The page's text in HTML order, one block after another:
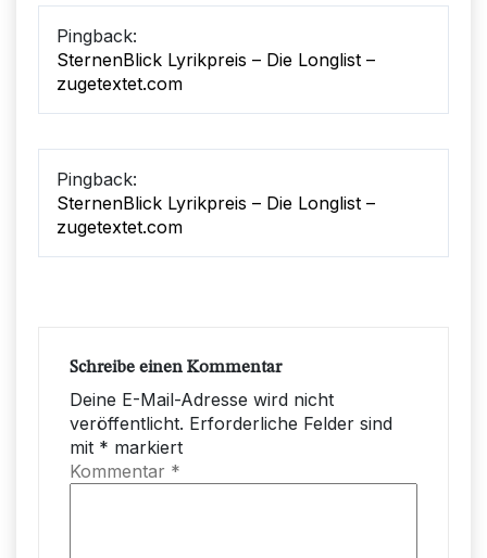
Pingback:
SternenBlick Lyrikpreis – Die Longlist –
zugetextet.com
Pingback:
SternenBlick Lyrikpreis – Die Longlist –
zugetextet.com
Schreibe einen Kommentar
Deine E-Mail-Adresse wird nicht
veröffentlicht. Erforderliche Felder sind
mit * markiert
Kommentar *